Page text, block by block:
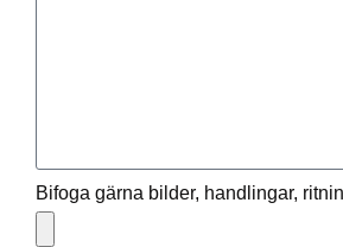
Bifoga gärna bilder, handlingar,